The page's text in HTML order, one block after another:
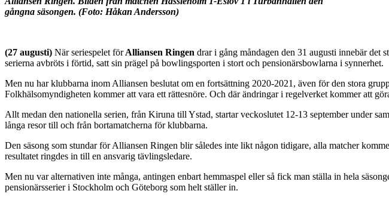
gångna säsongen. (Foto: Håkan Andersson)
(27 augusti) När seriespelet förAlliansen Ringen drar i gång måndagen den 31 augusti innebär det
serierna avbröts i förtid, satt sin prägel på bowlingsporten i stort och pensionärsbowlarna i synnerhet.
Men nu har klubbarna inom Alliansen beslutat om en fortsättning 2020-2021, även för den stora
Folkhälsomyndigheten kommer att vara ett rättesnöre. Och där ändringar i regelverket kommer att
Allt medan den nationella serien, från Kiruna till Ystad, startar veckoslutet 12-13 september under
långa resor till och från bortamatcherna för klubbarna.
Den säsong som stundar för Alliansen Ringen blir således inte likt någon tidigare, alla matcher
resultatet ringdes in till en ansvarig tävlingsledare.
Men nu var alternativen inte många, antingen enbart hemmaspel eller så fick man ställa in hela
pensionärsserier i Stockholm och Göteborg som helt ställer in.